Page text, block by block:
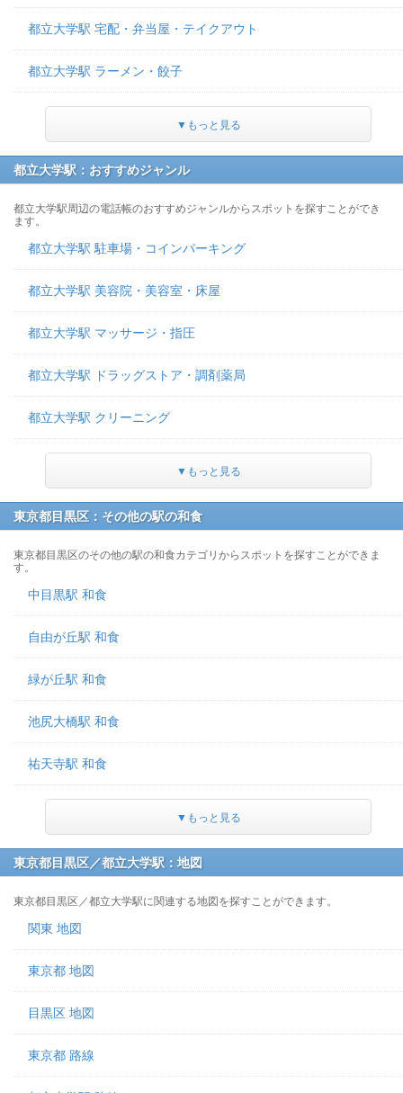
都立大学駅 宅配・弁当屋・テイクアウト
都立大学駅 ラーメン・餃子
▼もっと見る
都立大学駅：おすすめジャンル
都立大学駅周辺の電話帳のおすすめジャンルからスポットを探すことができ
ます。
都立大学駅 駐車場・コインパーキング
都立大学駅 美容院・美容室・床屋
都立大学駅 マッサージ・指圧
都立大学駅 ドラッグストア・調剤薬局
都立大学駅 クリーニング
▼もっと見る
東京都目黒区：その他の駅の和食
東京都目黒区のその他の駅の和食カテゴリからスポットを探すことができま
す。
中目黒駅 和食
自由が丘駅 和食
緑が丘駅 和食
池尻大橋駅 和食
祐天寺駅 和食
▼もっと見る
東京都目黒区／都立大学駅：地図
東京都目黒区／都立大学駅に関連する地図を探すことができます。
関東 地図
東京都 地図
目黒区 地図
東京都 路線